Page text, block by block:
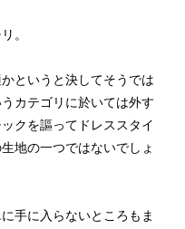
。
というと決してそうでは
カテゴリに於いては外す
クを謳ってドレススタイ
地の一つではないでしょ
手に入らないところもま